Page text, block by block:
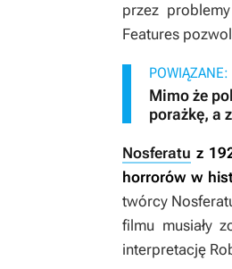
przez
Features
POWIĄZANE:
Mimo że
porażkę, a
Nosferatu z
horrorów w
twórcy
filmu musiały
interpretację